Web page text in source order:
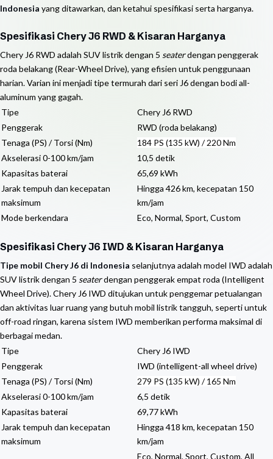
Indonesia yang ditawarkan, dan ketahui spesifikasi serta harganya.
Spesifikasi Chery J6 RWD & Kisaran Harganya
Chery J6 RWD adalah SUV listrik dengan 5 seaterdengan penggerak
roda belakang (Rear-Wheel Drive), yang efisien untuk penggunaan
harian. Varian ini menjadi tipe termurah dari seri J6 dengan bodi all-
aluminum yang gagah.
Tipe
Chery J6 RWD
Penggerak
RWD (roda belakang)
Tenaga (PS) / Torsi (Nm)
184 PS (135 kW) / 220 Nm
Akselerasi 0-100 km/jam
10,5 detik
Kapasitas baterai
65,69 kWh
Jarak tempuh dan kecepatan
maksimum
Hingga 426 km, kecepatan 150
km/jam
Mode berkendara
Eco, Normal, Sport, Custom
Spesifikasi Chery J6 IWD & Kisaran Harganya
Tipe mobil Chery J6 di Indonesia selanjutnya adalah model IWD adalah
SUV listrik dengan 5 seaterdengan penggerak empat roda (Intelligent
Wheel Drive). Chery J6 IWD ditujukan untuk penggemar petualangan
dan aktivitas luar ruang yang butuh mobil listrik tangguh, seperti untuk
off-road ringan, karena sistem IWD memberikan performa maksimal di
berbagai medan.
Tipe
Chery J6 IWD
Penggerak
IWD (intelligent-all wheel drive)
Tenaga (PS) / Torsi (Nm)
279 PS (135 kW) / 165 Nm
Akselerasi 0-100 km/jam
6,5 detik
Kapasitas baterai
69,77 kWh
Jarak tempuh dan kecepatan
maksimum
Hingga 418 km, kecepatan 150
km/jam
Eco, Normal, Sport, Custom, All